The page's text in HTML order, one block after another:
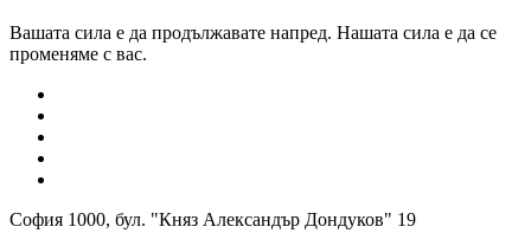
Вашата сила е да продължавате напред. Нашата сила е да се
променяме с вас.
София 1000, бул. "Княз Александър Дондуков" 19